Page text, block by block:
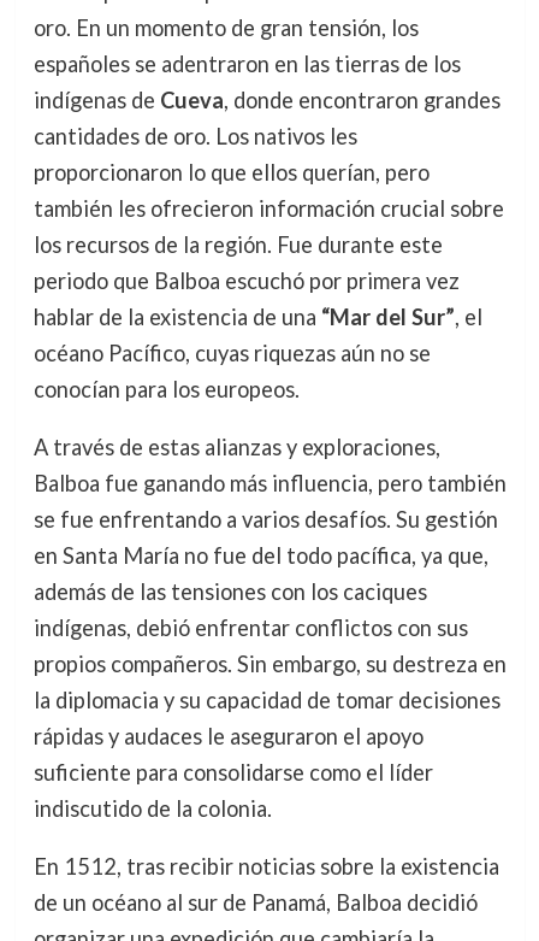
oro. En un momento de gran tensión, los
españoles se adentraron en las tierras de los
indígenas de Cueva, donde encontraron grandes
cantidades de oro. Los nativos les
proporcionaron lo que ellos querían, pero
también les ofrecieron información crucial sobre
los recursos de la región. Fue durante este
periodo que Balboa escuchó por primera vez
hablar de la existencia de una “Mar del Sur”, el
océano Pacífico, cuyas riquezas aún no se
conocían para los europeos.
A través de estas alianzas y exploraciones,
Balboa fue ganando más influencia, pero también
se fue enfrentando a varios desafíos. Su gestión
en Santa María no fue del todo pacífica, ya que,
además de las tensiones con los caciques
indígenas, debió enfrentar conflictos con sus
propios compañeros. Sin embargo, su destreza en
la diplomacia y su capacidad de tomar decisiones
rápidas y audaces le aseguraron el apoyo
suficiente para consolidarse como el líder
indiscutido de la colonia.
En 1512, tras recibir noticias sobre la existencia
de un océano al sur de Panamá, Balboa decidió